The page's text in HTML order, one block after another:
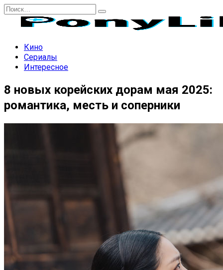
Перейти
содержанию
Search
Кино
Сериалы
Интересное
8 новых корейских дорам мая 2025:
романтика, месть и соперники